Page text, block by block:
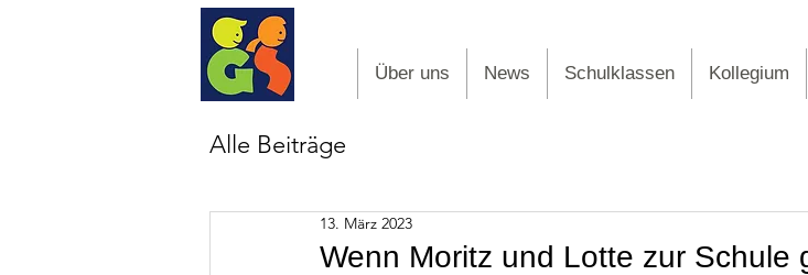
Über uns News Schulklassen Kollegium
Alle Beiträge
Wenn Moritz und Lotte zur Schule
13. März 2023